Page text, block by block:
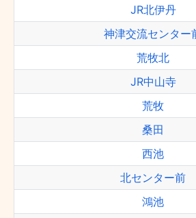
JR北伊丹
神津交流センター
荒牧北
JR中山寺
荒牧
桑田
西池
北センター前
鴻池